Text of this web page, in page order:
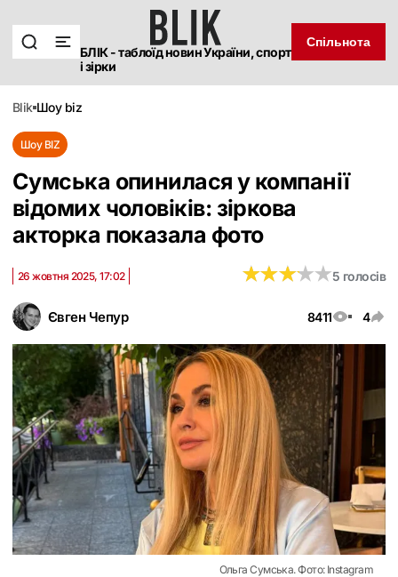
БЛІК - таблоїд новин України, спорт
і зірки
Спільнота
blik шоу biz
Шоу BIZ
Сумська опинилася у компанії
відомих чоловіків: зіркова
акторка показала фото
Євген Чепур 8411 4
26 жовтня 2025, 17:02 ★★★★★
★★★★★5 голосів
Ольга Сумська. Фото: Instagram